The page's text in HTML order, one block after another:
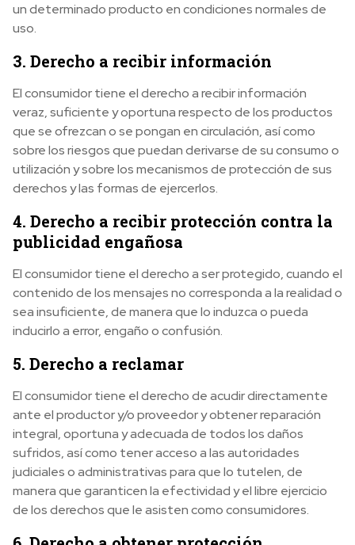
un determinado producto en condiciones normales de
uso.
3. Derecho a recibir información
El consumidor tiene el derecho a recibir información
veraz, suficiente y oportuna respecto de los productos
que se ofrezcan o se pongan en circulación, así como
sobre los riesgos que puedan derivarse de su consumo o
utilización y sobre los mecanismos de protección de sus
derechos y las formas de ejercerlos.
4. Derecho a recibir protección contra la
publicidad engañosa
El consumidor tiene el derecho a ser protegido, cuando el
contenido de los mensajes no corresponda a la realidad o
sea insuficiente, de manera que lo induzca o pueda
inducirlo a error, engaño o confusión.
5. Derecho a reclamar
El consumidor tiene el derecho de acudir directamente
ante el productor y/o proveedor y obtener reparación
integral, oportuna y adecuada de todos los daños
sufridos, así como tener acceso a las autoridades
judiciales o administrativas para que lo tutelen, de
manera que garanticen la efectividad y el libre ejercicio
de los derechos que le asisten como consumidores.